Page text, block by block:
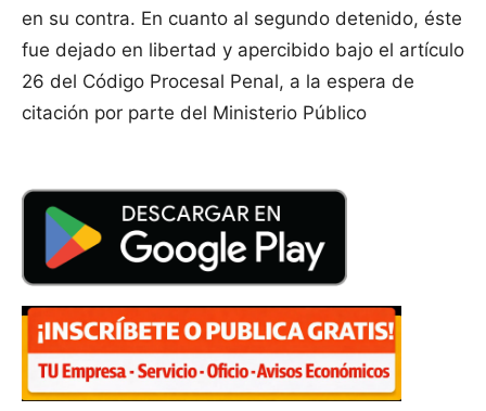
en su contra. En cuanto al segundo detenido, éste
fue dejado en libertad y apercibido bajo el artículo
26 del Código Procesal Penal, a la espera de
citación por parte del Ministerio Público